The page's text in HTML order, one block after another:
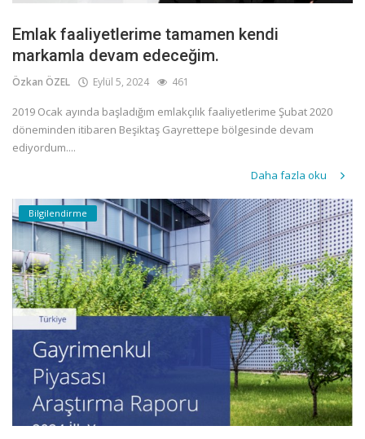
Emlak faaliyetlerime tamamen kendi
markamla devam edeceğim.
Özkan ÖZEL Eylül 5, 2024 461
2019 Ocak ayında başladığım emlakçılık faaliyetlerime Şubat 2020
döneminden itibaren Beşiktaş Gayrettepe bölgesinde devam
ediyordum....
Daha fazla oku
Bilgilendirme